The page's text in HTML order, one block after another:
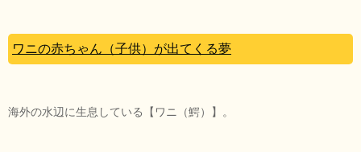
ワニの赤ちゃん（子供）が出てくる夢
海外の水辺に生息している【ワニ（鰐）】。